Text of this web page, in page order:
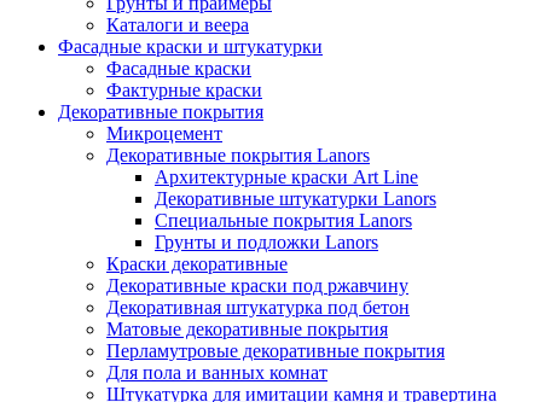
Каталоги и веера
Фасадные краски и штукатурки
Фасадные краски
Фактурные краски
Декоративные покрытия
Микроцемент
Декоративные покрытия Lanors
Архитектурные краски Art Line
Декоративные штукатурки Lanors
Специальные покрытия Lanors
Грунты и подложки Lanors
Краски декоративные
Декоративные краски под ржавчину
Декоративная штукатурка под бетон
Матовые декоративные покрытия
Перламутровые декоративные покрытия
Для пола и ванных комнат
Штукатурка для имитации камня и травертина